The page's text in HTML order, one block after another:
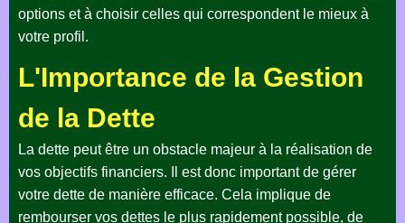
options et à choisir celles qui correspondent le mieux à
votre profil.
L'Importance de la Gestion
de la Dette
La dette peut être un obstacle majeur à la réalisation de
vos objectifs financiers. Il est donc important de gérer
votre dette de manière efficace. Cela implique de
rembourser vos dettes le plus rapidement possible, de